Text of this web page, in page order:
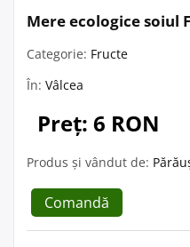
Mere ecologice soiul
Categorie: Fructe
În: Vâlcea
Preț: 6 RON
Produs și vândut de:
Comandă